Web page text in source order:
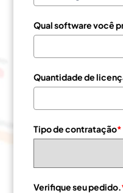
Qual software você
Quantidade de
Tipo de contratação*
Verifique seu pedido.